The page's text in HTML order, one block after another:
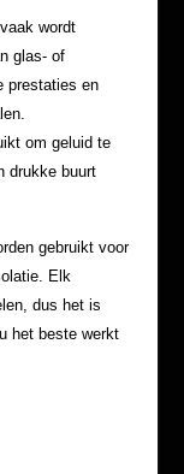
wordt
glas- of
prestaties en
om geluid te
drukke buurt
gebruikt voor
Elk
dus het is
het beste werkt